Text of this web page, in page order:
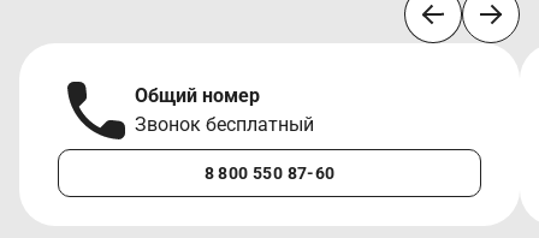
Общий номер
Звонок бесплатный
8 800 550 87-60